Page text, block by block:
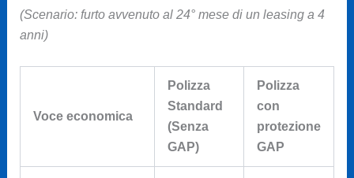
(Scenario: furto avvenuto al 24° mese di un leasing a 4
anni)
Voce economica
Polizza
Standard
(Senza
GAP)
Polizza
con
protezione
GAP